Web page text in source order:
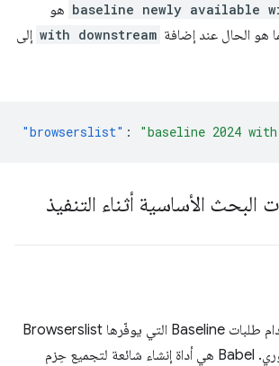
baseline newly available هو
هو الحال عند إضافة with downstream إلى
"browserslist" : "baseline 2024 with
البحث الأساسية أثناء التنفيذ
يمكن أن يكون لاستخدام طلبات Baseline التي يوفّرها Browserslist
في مشروعك تأثير فوري. ‫Babel هي أداة إنشاء شائعة لتجميع حِزم